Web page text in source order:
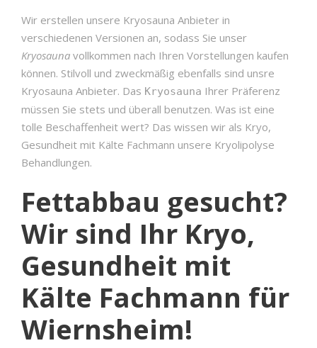
Wir erstellen unsere Kryosauna Anbieter in
verschiedenen Versionen an, sodass Sie unser
Kryosauna vollkommen nach Ihren Vorstellungen kaufen
können. Stilvoll und zweckmäßig ebenfalls sind unsre
Kryosauna Anbieter. Das Kryosauna Ihrer Präferenz
müssen Sie stets und überall benutzen. Was ist eine
tolle Beschaffenheit wert? Das wissen wir als Kryo,
Gesundheit mit Kälte Fachmann unsere Kryolipolyse
Behandlungen.
Fettabbau gesucht?
Wir sind Ihr Kryo,
Gesundheit mit
Kälte Fachmann für
Wiernsheim!